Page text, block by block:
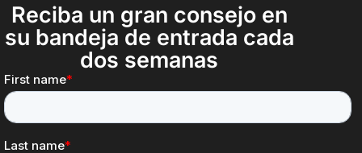
Reciba un gran consejo en
su bandeja de entrada cada
dos semanas